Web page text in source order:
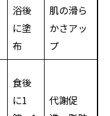
浴後
に塗
布
肌の滑ら
かさアッ
プ
食後
に1
代謝促